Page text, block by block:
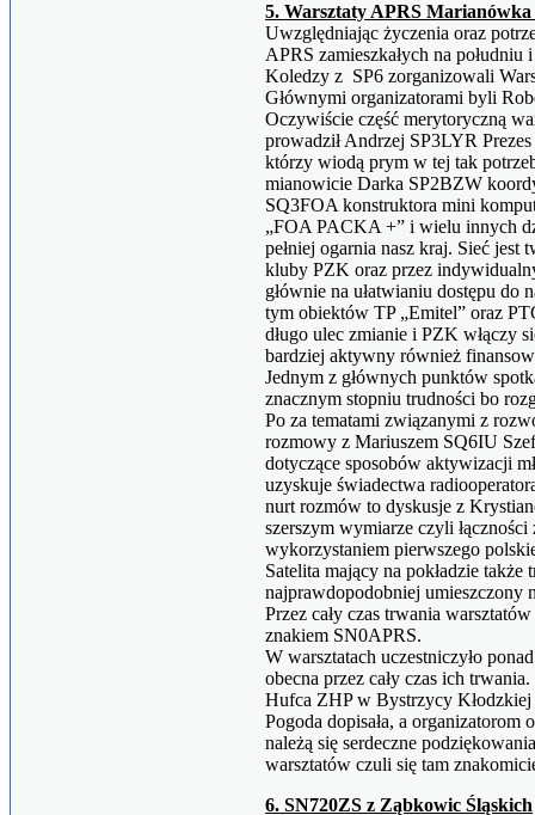
5. Warsztaty APRS Marianówka
Uwzględniając życzenia oraz
APRS zamieszkałych na
Koledzy z SP6 zorganizowali
Głównymi organizatorami byli
Oczywiście część merytoryczną
prowadził Andrzej SP3LYR
którzy wiodą prym w tej tak
mianowicie Darka SP2BZW
SQ3FOA konstruktora mini
„FOA PACKA +” i wielu innych
pełniej ogarnia nasz kraj. Sieć jest
kluby PZK oraz przez
głównie na ułatwianiu dostępu
tym obiektów TP „Emitel” oraz
długo ulec zmianie i PZK włączy
bardziej aktywny również
Jednym z głównych punktów
znacznym stopniu trudności bo
Po za tematami związanymi z
rozmowy z Mariuszem SQ6IU
dotyczące sposobów aktywizacji
uzyskuje świadectwa
nurt rozmów to dyskusje z
szerszym wymiarze czyli
wykorzystaniem pierwszego
Satelita mający na pokładzie także
najprawdopodobniej umieszczony
Przez cały czas trwania
znakiem SN0APRS.
W warsztatach uczestniczyło
obecna przez cały czas ich
Hufca ZHP w Bystrzycy Kłodzkiej
Pogoda dopisała, a
należą się serdeczne
warsztatów czuli się tam
6. SN720ZS z Ząbkowic Śląskich